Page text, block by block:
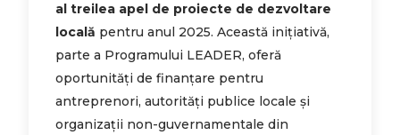
al treilea apel de proiecte de dezvoltare
locală pentru anul 2025. Această inițiativă,
parte a Programului LEADER, oferă
oportunități de finanțare pentru
antreprenori, autorități publice locale și
organizații non-guvernamentale din